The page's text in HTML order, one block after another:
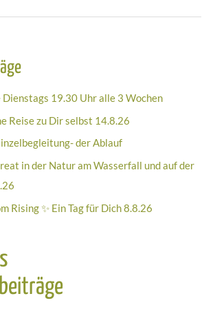
19.30 Uhr alle 3 Wochen
Reise zu Dir selbst 14.8.26
der Ablauf
in der Natur am Wasserfall und auf der
Rising ✨ Ein Tag für Dich 8.8.26